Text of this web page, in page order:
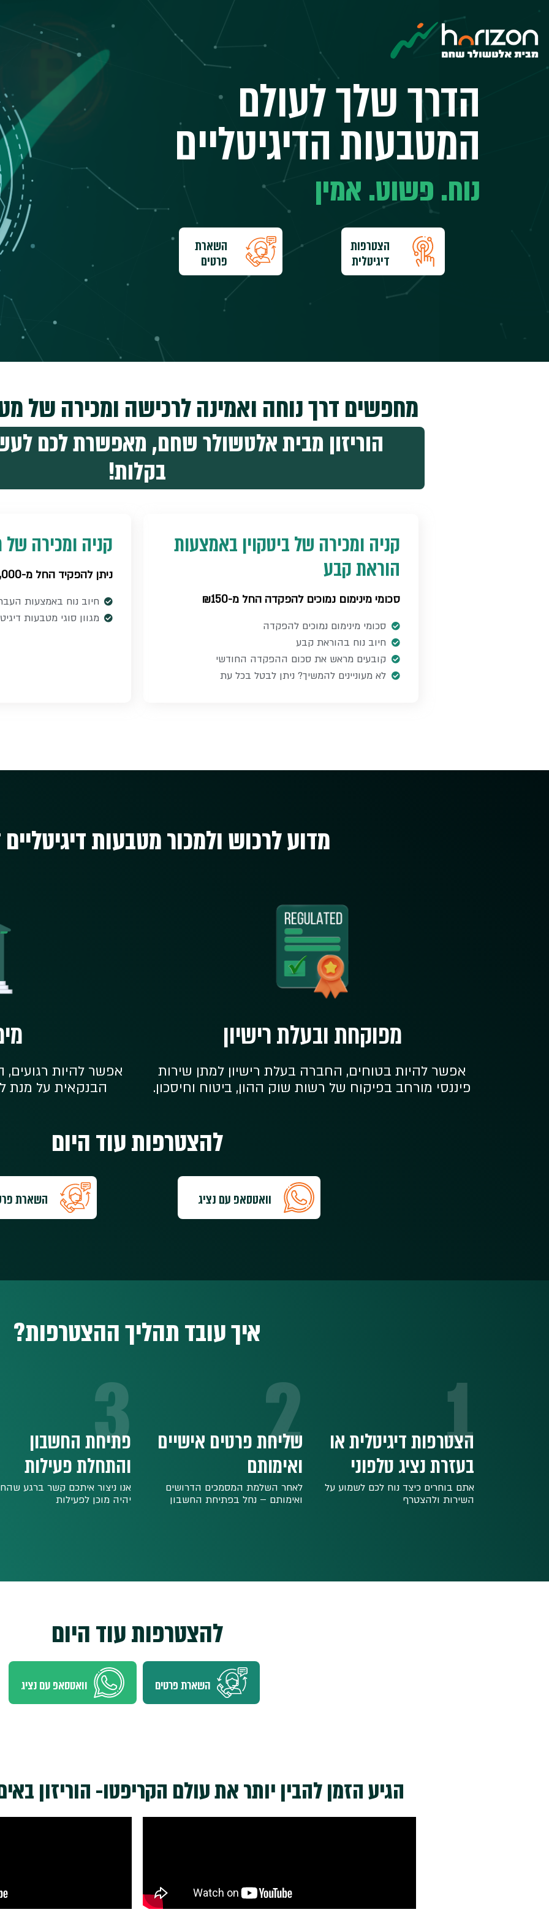
הוריזון
הדרך
הדרך שלך לעולם
המטבעות הדיגיטליים
נוח. פשוט. אמין
הצטרפות
דיגיטלית
השארת
פרטים
מחפשים דרך נוחה ואמינה לרכישה ומכירה של
הוריזון מבית אלטשולר שחם, מאפשרת לכם
בקלות!
קניה ומכירה של ביטקוין באמצעות
הוראת קבע​
סכומי מינימום נמוכים להפקדה החל מ-₪150
סכומי מינימום נמוכים להפקדה​
חיוב נוח בהוראת קבע​
קובעים מראש את סכום ההפקדה החודשי
לא מעוניינים להמשיך? ניתן לבטל בכל עת
קניה ומכירה של
ניתן להפקיד החל מ-₪4,000 ומעלה
חיוב נוח באמצעות
מגוון סוגי מטבעות
מדוע לרכוש ולמכור מטבעות דיגיטליים
מפוקחת ובעלת רישיון
אפשר להיות בטוחים, החברה בעלת רישיון למתן שירות
פיננסי מורחב בפיקוח של רשות שוק ההון, ביטוח וחיסכון.
אפשר להיות
הבנקאית על מנת
להצטרפות עוד היום
וואטסאפ עם נציג השארת
איך עובד תהליך ההצטרפות?
1
הצטרפות דיגיטלית או
בעזרת נציג טלפוני
אתם בוחרים כיצד נוח לכם לשמוע על
השירות ולהצטרף
2
שליחת פרטים אישיים
ואימותם
לאחר השלמת המסמכים הדרושים
ואימותם – נחל בפתיחת החשבון
3
פתיחת החשבון
והתחלת פעילות
אנו ניצור איתכם קשר ברגע
יהיה מוכן לפעילות
להצטרפות עוד היום
השארת פרטים וואטסאפ עם נציג
הגיע הזמן להבין יותר את עולם הקריפטו- הוריזון